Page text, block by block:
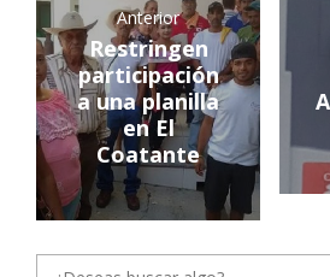
Anterior
Restringen
participación
a una planilla
en El
Coatante